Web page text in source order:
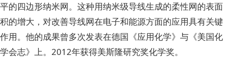
平的四边形纳米网。这种用纳米级导线生成的柔性网的表面
积的增大，对改善导线网在电子和能源方面的应用具有关键
作用。他的成果曾多次发表在德国《应用化学》与《美国化
学会志》上。2012年获得美斯隆研究奖化学奖。